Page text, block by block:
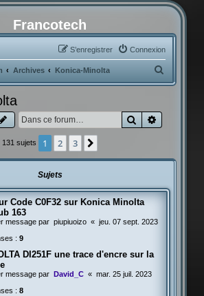
Francotech
Connexion
S’enregistrer
Archives Konica-Minolta
e
h
Rechercher
131 sujets 1 2 3
Sujets
Code C0F32 sur Konica Minolta
163
message par piupiuoizo « jeu. 07 sept. 2023
: 9
DI251F une trace d'encre sur la
message par David_C « mar. 25 juil. 2023
: 8